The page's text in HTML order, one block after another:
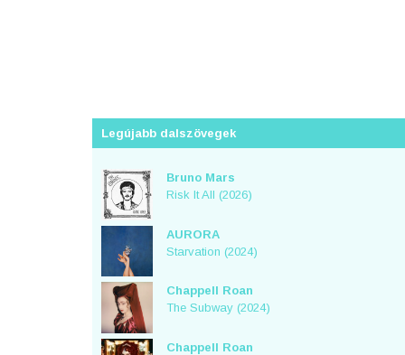
Legújabb dalszövegek
Bruno Mars
Risk It All (2026)
AURORA
Starvation (2024)
Chappell Roan
The Subway (2024)
Chappell Roan